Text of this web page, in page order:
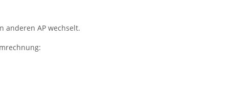
anderen AP wechselt.